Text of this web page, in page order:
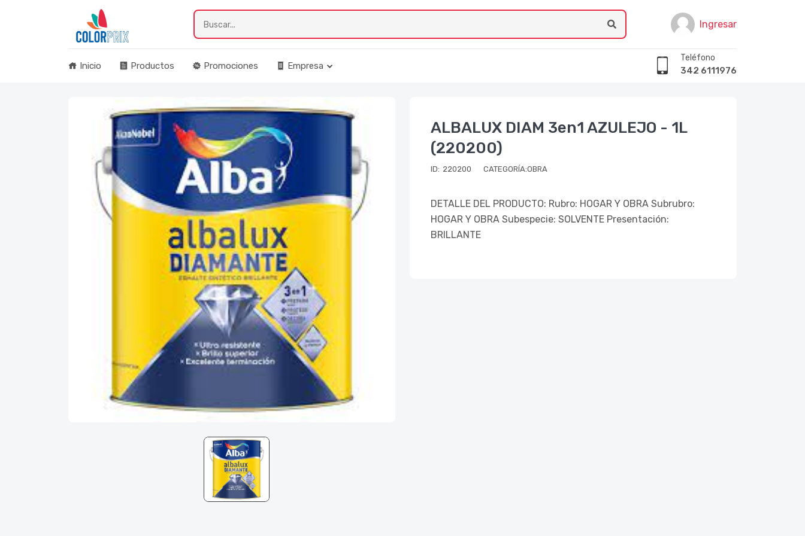
Ingresar
Inicio Productos Promociones Empresa
Teléfono
342 6111976
ALBALUX DIAM 3en1 AZULEJO - 1L
(220200)
ID: 220200 CATEGORÍA:OBRA
DETALLE DEL PRODUCTO: Rubro: HOGAR Y OBRA Subrubro:
HOGAR Y OBRA Subespecie: SOLVENTE Presentación:
BRILLANTE